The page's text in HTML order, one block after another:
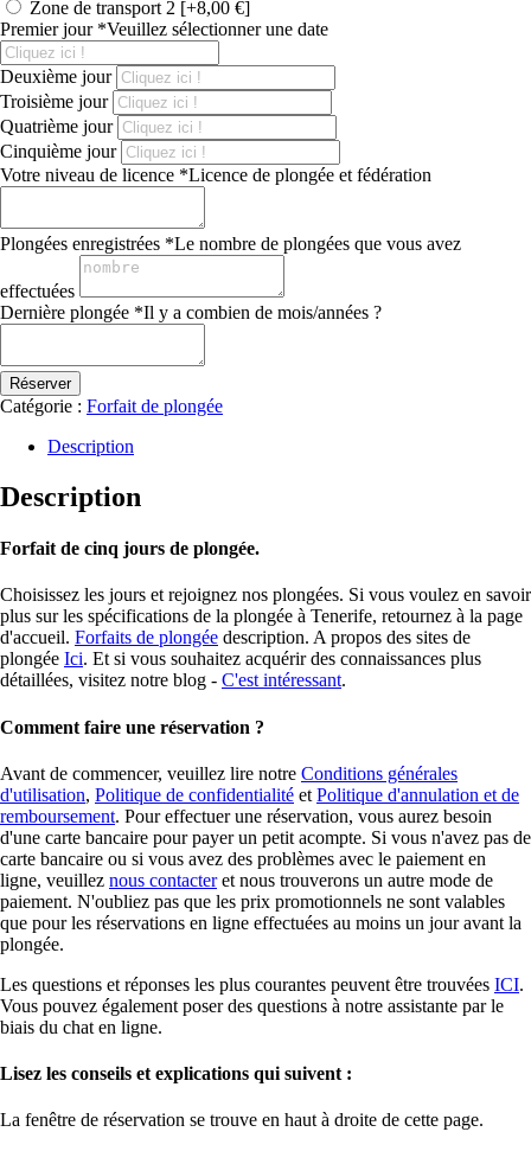
Zone de transport 2 [+8,00 €]
Premier jour*Veuillez sélectionner une date
Deuxième jour
Troisième jour
Quatrième jour
Cinquième jour
Votre niveau de licence *Licence de plongée et fédération
Plongées enregistrées *Le nombre de plongées que vous avez
effectuées
Dernière plongée *Il y a combien de mois/années ?
Réserver
Catégorie : Forfait de plongée
Description
Description
Forfait de cinq jours de plongée.
Choisissez les jours et rejoignez nos plongées. Si vous voulez en savoir
plus sur les spécifications de la plongée à Tenerife, retournez à la page
d'accueil. Forfaits de plongée description. A propos des sites de
plongée Ici. Et si vous souhaitez acquérir des connaissances plus
détaillées, visitez notre blog - C'est intéressant.
Comment faire une réservation ?
Avant de commencer, veuillez lire notre Conditions générales
d'utilisation, Politique de confidentialité et Politique d'annulation et de
remboursement. Pour effectuer une réservation, vous aurez besoin
d'une carte bancaire pour payer un petit acompte. Si vous n'avez pas de
carte bancaire ou si vous avez des problèmes avec le paiement en
ligne, veuillez nous contacteret nous trouverons un autre mode de
paiement. N'oubliez pas que les prix promotionnels ne sont valables
que pour les réservations en ligne effectuées au moins un jour avant la
plongée.
Les questions et réponses les plus courantes peuvent être trouvées ICI.
Vous pouvez également poser des questions à notre assistante par le
biais du chat en ligne.
Lisez les conseils et explications qui suivent :
La fenêtre de réservation se trouve en haut à droite de cette page.